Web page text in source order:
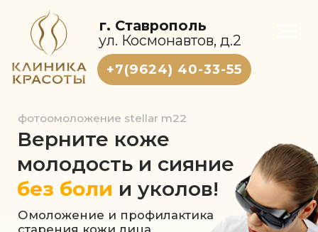
г. Ставрополь
ул. Космонавтов, д.2
+7(9624) 40-33-55
молодость и сияние
без болии уколов!
старения кожи лица
фотоомоложение stellar m22